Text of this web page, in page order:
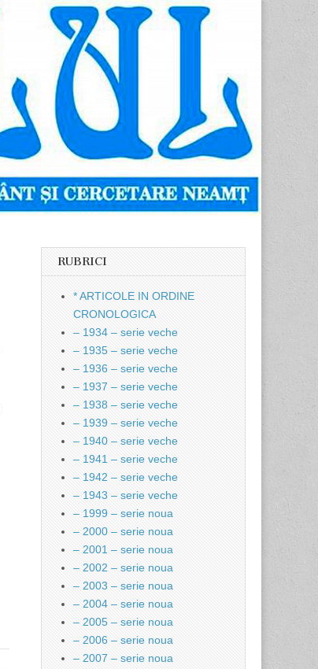
RUBRICI
* ARTICOLE IN ORDINE
CRONOLOGICA
– 1934 – serie veche
– 1935 – serie veche
– 1936 – serie veche
– 1937 – serie veche
– 1938 – serie veche
– 1939 – serie veche
– 1940 – serie veche
– 1941 – serie veche
– 1942 – serie veche
– 1943 – serie veche
– 1999 – serie noua
– 2000 – serie noua
– 2001 – serie noua
– 2002 – serie noua
– 2003 – serie noua
– 2004 – serie noua
– 2005 – serie noua
– 2006 – serie noua
– 2007 – serie noua